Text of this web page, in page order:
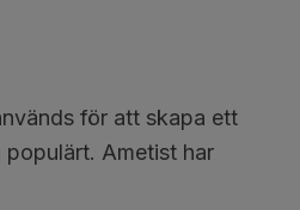
för att skapa ett
Ametist har